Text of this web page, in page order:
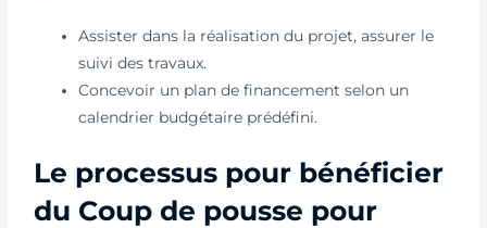
Assister dans la réalisation du projet, assurer le
suivi des travaux.
Concevoir un plan de financement selon un
calendrier budgétaire prédéfini.
Le processus pour bénéficier
du Coup de pousse pour